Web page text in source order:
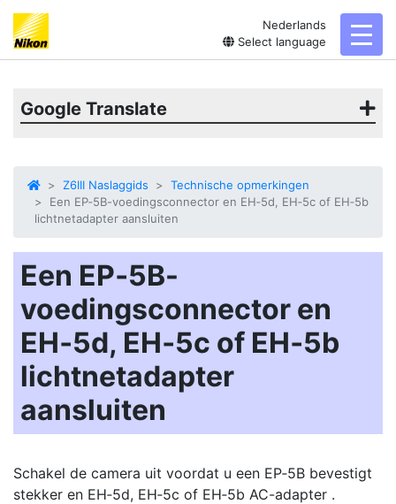
Nederlands
Select language
Google Translate
Z6III Naslaggids
Technische opmerkingen
Een EP‑5B-voedingsconnector en EH‑5d, EH‑5c of EH‑5b
lichtnetadapter aansluiten
Een EP‑5B-
voedingsconnector en
EH‑5d, EH‑5c of EH‑5b
lichtnetadapter
aansluiten
Schakel de camera uit voordat u een EP‑5B bevestigt
stekker en EH‑5d, EH‑5c of EH‑5b AC-adapter .